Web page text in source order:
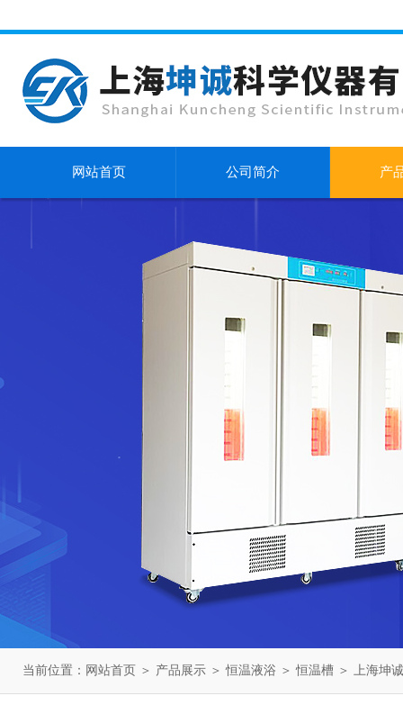
网站首页 公司简介 产
当前位置： 网站首页 ＞ 产品展示 ＞恒温液浴 ＞恒温槽 ＞ 上海坤